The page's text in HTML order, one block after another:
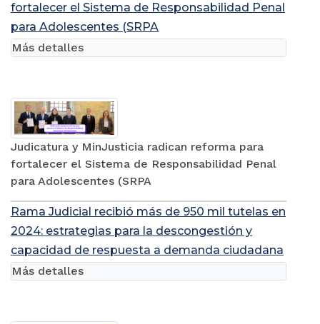
fortalecer el Sistema de Responsabilidad Penal
para Adolescentes (SRPA
Judicatura y MinJusticia radican reforma para
fortalecer el Sistema de Responsabilidad Penal
para Adolescentes (SRPA
Más detalles
Rama Judicial recibió más de 950 mil tutelas en
2024: estrategias para la descongestión y
capacidad de respuesta a demanda ciudadana
Más detalles